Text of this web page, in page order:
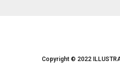
Copyright © 2022